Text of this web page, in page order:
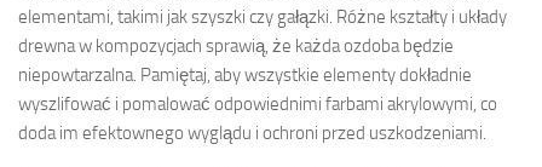
elementami, takimi jak szyszki czy gałązki. Różne kształty i układy
drewna w kompozycjach sprawią, że każda ozdoba będzie
niepowtarzalna. Pamiętaj, aby wszystkie elementy dokładnie
wyszlifować i pomalować odpowiednimi farbami akrylowymi, co
doda im efektownego wyglądu i ochroni przed uszkodzeniami.